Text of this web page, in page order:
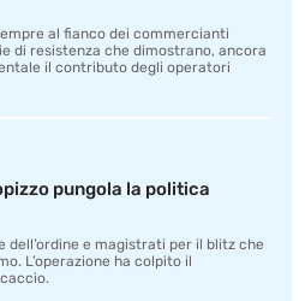
al fianco dei commercianti
di resistenza che dimostrano, ancora
il contributo degli operatori
pungola la politica
dell’ordine e magistrati per il blitz che
L’operazione ha colpito il